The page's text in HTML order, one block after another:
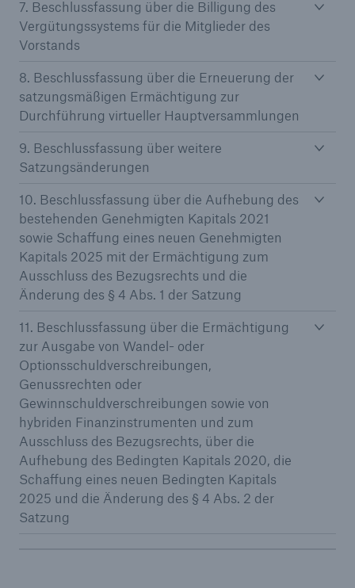
7. Beschlussfassung über die Billigung des
Vergütungssystems für die Mitglieder des
Vorstands
8. Beschlussfassung über die Erneuerung der
satzungsmäßigen Ermächtigung zur
Durchführung virtueller Hauptversammlungen
9. Beschlussfassung über weitere
Satzungsänderungen
10. Beschlussfassung über die Aufhebung des
bestehenden Genehmigten Kapitals 2021
sowie Schaffung eines neuen Genehmigten
Kapitals 2025 mit der Ermächtigung zum
Ausschluss des Bezugsrechts und die
Änderung des § 4 Abs. 1 der Satzung
11. Beschlussfassung über die Ermächtigung
zur Ausgabe von Wandel- oder
Optionsschuldverschreibungen,
Genussrechten oder
Gewinnschuldverschreibungen sowie von
hybriden Finanzinstrumenten und zum
Ausschluss des Bezugsrechts, über die
Aufhebung des Bedingten Kapitals 2020, die
Schaffung eines neuen Bedingten Kapitals
2025 und die Änderung des § 4 Abs. 2 der
Satzung
Fakten
CLARA reduziert die Wartezeit bis zur
Leistungsentscheidung in der BU-
Versicherung bis zu
50 %
Cyber
Geschätzte globale wirtschaftliche Kosten der
Internetkriminalität